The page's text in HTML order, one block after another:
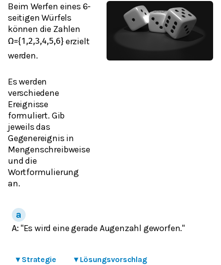
Beim Werfen eines 6-
seitigen Würfels
können die Zahlen
Ω={1,2,3,4,5,6} erzielt
werden.
Es werden
verschiedene
Ereignisse
formuliert. Gib
jeweils das
Gegenereignis in
Mengenschreibweise
und die
Wortformulierung
an.
A: "Es wird eine gerade Augenzahl geworfen."
▾ Strategie ▾ Lösungsvorschlag